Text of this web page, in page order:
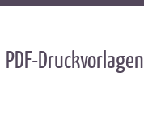
PDF-Druckvorlagen